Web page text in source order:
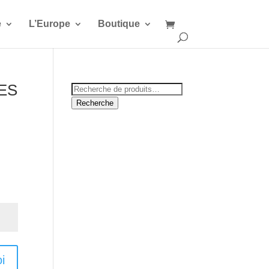
L’Europe Boutique
Recherche
pour :
Recherche